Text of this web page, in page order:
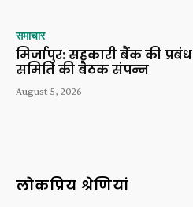
समाचार
मिर्जापुर: सहकारी बैंक की प्रबंध
समिति की बैठक संपन्न
August 5, 2026
लोकप्रिय श्रेणियां